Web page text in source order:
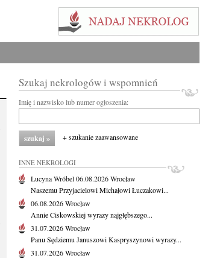
Szukaj nekrologów i wspomnień
Imię i nazwisko lub numer ogłoszenia:
+ szukanie zaawansowane
INNE NEKROLOGI
Lucyna Wróbel06.08.2026Wrocław
Naszemu Przyjacielowi Michałowi Łuczakowi...
06.08.2026Wrocław
Annie Ciskowskiej wyrazy najgłębszego...
31.07.2026Wrocław
Panu Sędziemu Januszowi Kaspryszynowi wyrazy...
31.07.2026Wrocław